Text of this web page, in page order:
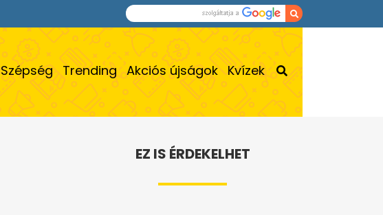
Szépség Trending Akciós újságok Kvízek
EZ IS ÉRDEKELHET